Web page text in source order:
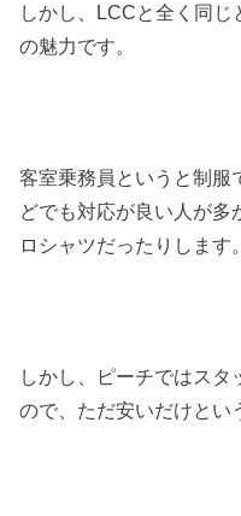
しかし、LCCと全く同
の魅力です。
客室乗務員というと制服
どでも対応が良い人が
ロシャツだったりします。
しかし、ピーチではスタ
ので、ただ安いだけとい